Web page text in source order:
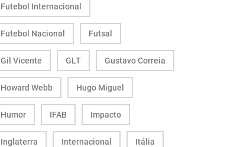
Futebol Internacional
Futebol Nacional Futsal
Gil Vicente GLT Gustavo Correia
Howard Webb Hugo Miguel
Humor IFAB Impacto
Inglaterra Internacional Itália